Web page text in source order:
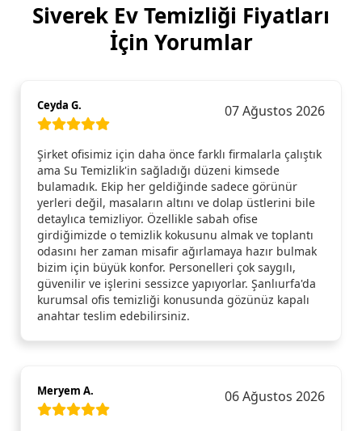
Siverek Ev Temizliği Fiyatları
İçin Yorumlar
Ceyda G. 07 Ağustos 2026
Şirket ofisimiz için daha önce farklı firmalarla çalıştık
ama Su Temizlik'in sağladığı düzeni kimsede
bulamadık. Ekip her geldiğinde sadece görünür
yerleri değil, masaların altını ve dolap üstlerini bile
detaylıca temizliyor. Özellikle sabah ofise
girdiğimizde o temizlik kokusunu almak ve toplantı
odasını her zaman misafir ağırlamaya hazır bulmak
bizim için büyük konfor. Personelleri çok saygılı,
güvenilir ve işlerini sessizce yapıyorlar. Şanlıurfa'da
kurumsal ofis temizliği konusunda gözünüz kapalı
anahtar teslim edebilirsiniz.
Meryem A. 06 Ağustos 2026